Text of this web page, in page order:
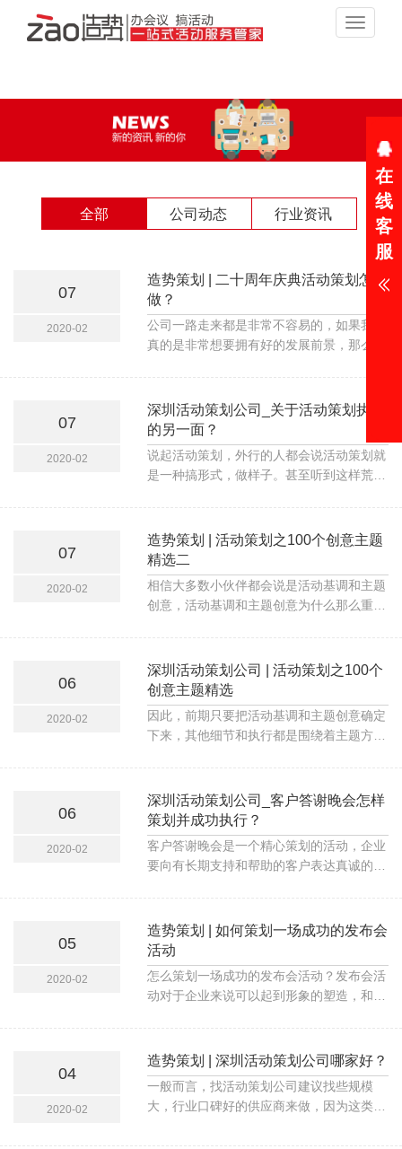
Toggle
全部 公司动态 行业资讯
07
2020-02
造势策划 | 二十周年庆典活动策划怎么
做？
公司一路走来都是非常不容易的，如果我们
真的是非常想要拥有好的发展前景，那么肯
公司的实际能力和要求都不同，所以周年庆
的设计还是需要有一定的策划方案，与众不
同的同时，也要展示出企业的实力才行。那
么公司的庆典策划工作到底要如何来进行确
认呢？
07
2020-02
深圳活动策划公司_关于活动策划执行
的另一面？
说起活动策划，外行的人都会说活动策划就
是一种搞形式，做样子。甚至听到这样荒谬
够好了，还需要花钱营销吗？其实受传统生
产的观念影响，因为外行的人看到做活动策
划的就是一群人在空谈，空想。还不如把费
用让利给客户来得实际。
07
2020-02
造势策划 | 活动策划之100个创意主题
精选二
相信大多数小伙伴都会说是活动基调和主题
创意，活动基调和主题创意为什么那么重要
是：你要把这场活动赋予一个定位方向，然
后通过搭建布置和物料体现来呈现出一场让
人意犹未尽的视觉盛宴。
06
2020-02
深圳活动策划公司 | 活动策划之100个
创意主题精选
因此，前期只要把活动基调和主题创意确定
下来，其他细节和执行都是围绕着主题方向
划之100个创意主题精选》的课题，希望能
帮助到大家，特别是当你在工作中毫无头绪
的情况下，一定能给你思维的启发。
06
2020-02
深圳活动策划公司_客户答谢晚会怎样
策划并成功执行？
客户答谢晚会是一个精心策划的活动，企业
要向有长期支持和帮助的客户表达真诚的愿
心。同时，还应添加一些属于企业文化特征
的元素，那么，如何规划成功的客户答谢晚
会呢？
05
2020-02
造势策划 | 如何策划一场成功的发布会
活动
怎么策划一场成功的发布会活动？发布会活
动对于企业来说可以起到形象的塑造，和推
少的，主要包括：发布会活动主题，发布会
活动环节，以及发布会活动嘉宾，下面我们
一起来具体了解一下吧。
04
2020-02
造势策划 | 深圳活动策划公司哪家好？
一般而言，找活动策划公司建议找些规模
大，行业口碑好的供应商来做，因为这类公
在
线
客
服